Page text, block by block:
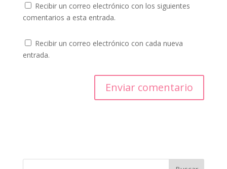
Recibir un correo electrónico con los siguientes
comentarios a esta entrada.
Recibir un correo electrónico con cada nueva
entrada.